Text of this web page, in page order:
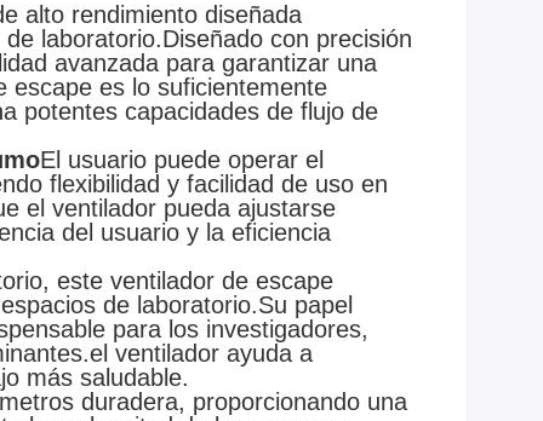
alto rendimiento diseñada
laboratorio.Diseñado con precisión
avanzada para garantizar una
escape es lo suficientemente
potentes capacidades de flujo de
El usuario puede operar el
flexibilidad y facilidad de uso en
el ventilador pueda ajustarse
del usuario y la eficiencia
este ventilador de escape
de laboratorio.Su papel
para los investigadores,
ventilador ayuda a
más saludable.
duradera, proporcionando una